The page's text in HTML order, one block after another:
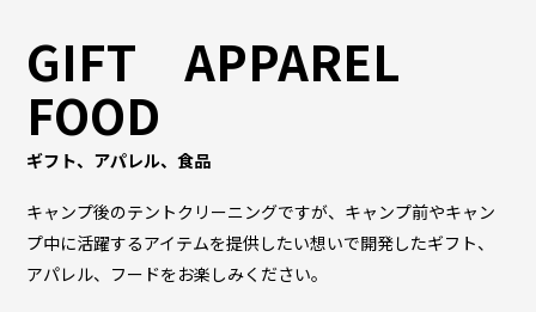
GIFT APPAREL
FOOD
ギフト、アパレル、食品
キャンプ後のテントクリーニングですが、キャンプ前やキャン
プ中に活躍するアイテムを提供したい想いで開発したギフト、
アパレル、フードをお楽しみください。